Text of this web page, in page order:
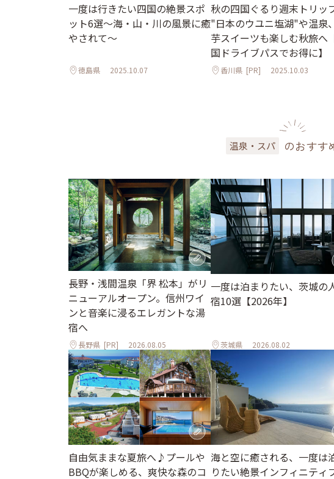
一度は行きたい四国の絶景スポ
ット6選〜海・山・川の風景に癒
やされて〜
徳島県 2025.10.07
秋の四国ぐるり週末トリッ
"日本のウユニ塩湖"や温泉
芋スイーツも楽しむ秋旅へ
国ドライブパスでお得に】
香川県 [PR] 2025.10.03
温泉・スパ のおすす
長野・浅間温泉「界 松本」がリ
ニューアルオープン。信州ワイ
ンと音楽に浸るエレガントな湯
宿へ
長野県 [PR] 2026.08.05
一度は泊まりたい、茨城の
宿10選【2026年】
茨城県 2026.08.02
自由気ままな夏旅へ♪プールや
BBQが楽しめる、爽快な森のコ
海と空に癒される、一度は
りたい絶景インフィニティ